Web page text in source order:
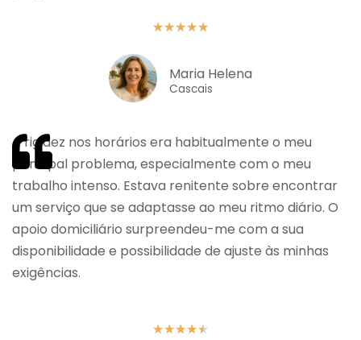
★★★★★
Maria Helena
Cascais
A rigidez nos horários era habitualmente o meu
principal problema, especialmente com o meu
trabalho intenso. Estava renitente sobre encontrar
um serviço que se adaptasse ao meu ritmo diário. O
apoio domiciliário surpreendeu-me com a sua
disponibilidade e possibilidade de ajuste às minhas
exigências.
★★★★★